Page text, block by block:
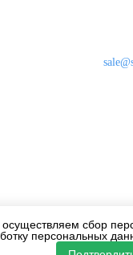
сбор
персональных